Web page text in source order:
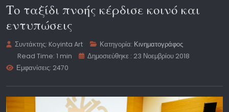
Το ταξίδι πνοής κέρδισε κοινό και
εντυπώσεις
Συντάκτης: Koyinta Art Κατηγορία: Κινηματογράφος
Read Time: 1 min
Δημοσιεύθηκε : 23 Νοεμβρίου 2018
Εμφανίσεις: 2470